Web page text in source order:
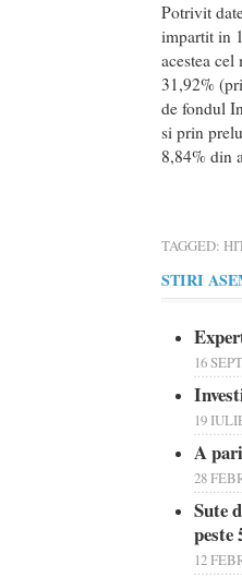
Potrivit
impartit in
acestea
31,92%
de fondul
si prin
8,84% din
TAGGED:
STIRI
16
19
A
28
Sute
peste
12